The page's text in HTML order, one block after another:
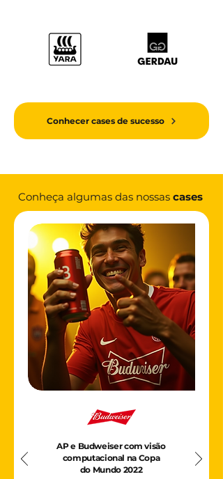
Conhecer cases de sucesso
Conheça algumas das nossascases
AP e Budweiser com visão
computacional na Copa
do Mundo 2022